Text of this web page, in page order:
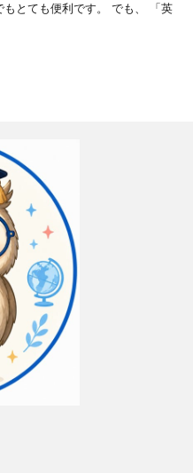
もとても便利です。 でも、 「英